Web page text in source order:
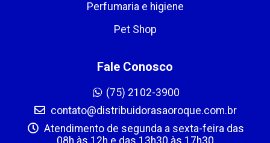
Perfumaria e higiene
Pet Shop
Fale Conosco
(75) 2102-3900
contato@distribuidorasaoroque.com.br
Atendimento de segunda a sexta-feira das
08h às 12h e das 13h30 às 17h30